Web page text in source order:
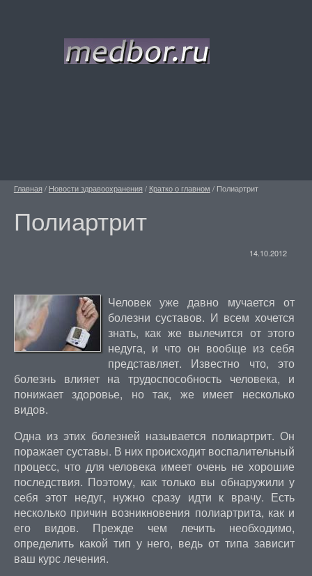
Главная / Новости здравоохранения / Кратко о главном / Полиартрит
Полиартрит
14.10.2012
Человек уже давно мучается от
болезни суставов. И всем хочется
знать, как же вылечится от этого
недуга, и что он вообще из себя
представляет. Известно что, это
болезнь влияет на трудоспособность человека, и
понижает здоровье, но так, же имеет несколько
видов.
Одна из этих болезней называется полиартрит. Он
поражает суставы. В них происходит воспалительный
процесс, что для человека имеет очень не хорошие
последствия. Поэтому, как только вы обнаружили у
себя этот недуг, нужно сразу идти к врачу. Есть
несколько причин возникновения полиартрита, как и
его видов. Прежде чем лечить необходимо,
определить какой тип у него, ведь от типа зависит
ваш курс лечения.